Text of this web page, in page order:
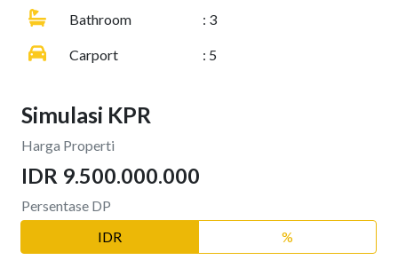
Bathroom : 3
Carport : 5
Simulasi KPR
Harga Properti
IDR 9.500.000.000
Persentase DP
IDR
%